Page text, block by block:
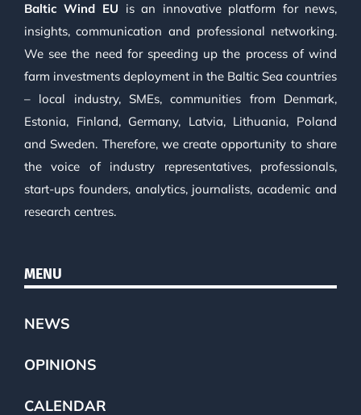
Baltic Wind EU is an innovative platform for news,
insights, communication and professional networking.
We see the need for speeding up the process of wind
farm investments deployment in the Baltic Sea countries
– local industry, SMEs, communities from Denmark,
Estonia, Finland, Germany, Latvia, Lithuania, Poland
and Sweden. Therefore, we create opportunity to share
the voice of industry representatives, professionals,
start-ups founders, analytics, journalists, academic and
research centres.
MENU
NEWS
OPINIONS
CALENDAR